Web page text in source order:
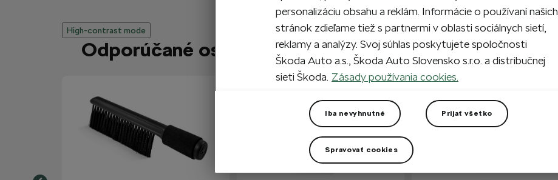
High-contrast mode
Odporúčané ostatnými zákazníkmi
personalizáciu obsahu a reklám. Informácie o používaní našich
stránok zdieľame tiež s partnermi v oblasti sociálnych sietí,
reklamy a analýzy. Svoj súhlas poskytujete spoločnosti
Škoda Auto a.s., Škoda Auto Slovensko s.r.o. a distribučnej
sieti Škoda. Zásady používania cookies.
Iba nevyhnutné Prijať všetko
Spravovať cookies